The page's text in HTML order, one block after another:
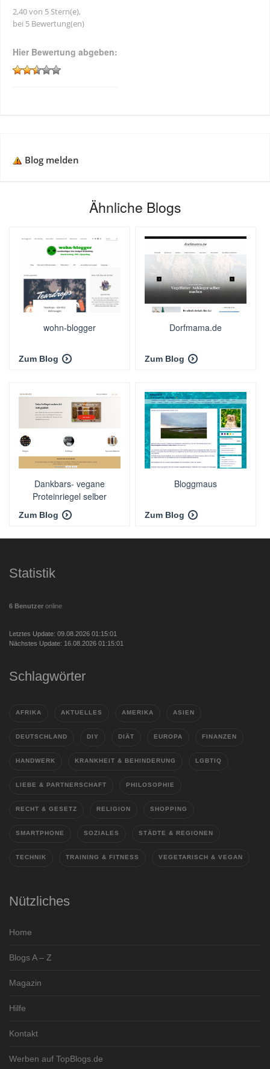
2,40 von 5 Stern(e),
bei 5 Bewertung(en)
Hier Bewertung abgeben:
Blog melden
Ähnliche Blogs
wohn-blogger
Zum Blog
Dorfmama.de
Zum Blog
Dankbars- vegane
Proteinriegel selber
machen
Zum Blog
Bloggmaus
Zum Blog
Statistik
6 Benutzer online
Letztes Update: 09.08.2026 01:15:01
Nächstes Update: 16.08.2026 01:15:01
Schlagwörter
AFRIKA AKTUELLES AMERIKA ASIEN
DEUTSCHLAND DIY DIÄT EUROPA FINANZEN
HANDWERK KRANKHEIT & BEHINDERUNG LGBTIQ
LIEBE & PARTNERSCHAFT PHILOSOPHIE
RECHT & GESETZ RELIGION SHOPPING
SMARTPHONE SOZIALES STÄDTE & REGIONEN
TECHNIK TRAINING & FITNESS VEGETARISCH & VEGAN
Nützliches
Home
Blogs A – Z
Magazin
Hilfe
Kontakt
Werben auf TopBlogs.de